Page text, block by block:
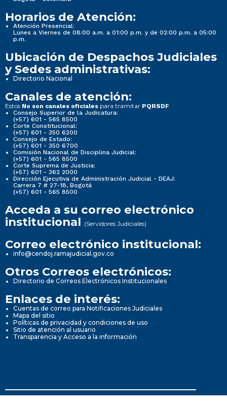
Horarios de Atención:
Atención Presencial:
Lunes a Viernes de 08:00 a.m. a 01:00 p.m. y de 02:00 p.m. a 05:00
p.m.
Ubicación de Despachos Judiciales
y Sedes administrativas:
Directorio Nacional
Canales de atención:
Estos No son canales oficiales para tramitar PQRSDF
Consejo Superior de la Judicatura:
(+57) 601 - 565 8500
Corte Constitucional:
(+57) 601 - 350 6200
Consejo de Estado:
(+57) 601 - 350 6700
Comisión Nacional de Disciplina Judicial:
(+57) 601 - 565 8500
Corte Suprema de Justicia:
(+57) 601 - 362 2000
Dirección Ejecutiva de Administración Judicial - DEAJ:
Carrera 7 # 27-18, Bogotá
(+57) 601 - 565 8500
Acceda a su correo electrónico
institucional (Servidores Judiciales)
Correo electrónico institucional:
info@cendoj.ramajudicial.gov.co
Otros Correos electrónicos:
Directorio de Correos Electrónicos Institucionales
Enlaces de interés:
Cuentas de correo para Notificaciones Judiciales
Mapa del sitio
Políticas de privacidad y condiciones de uso
Sitio de atención al usuario
Transparencia y Acceso a la información